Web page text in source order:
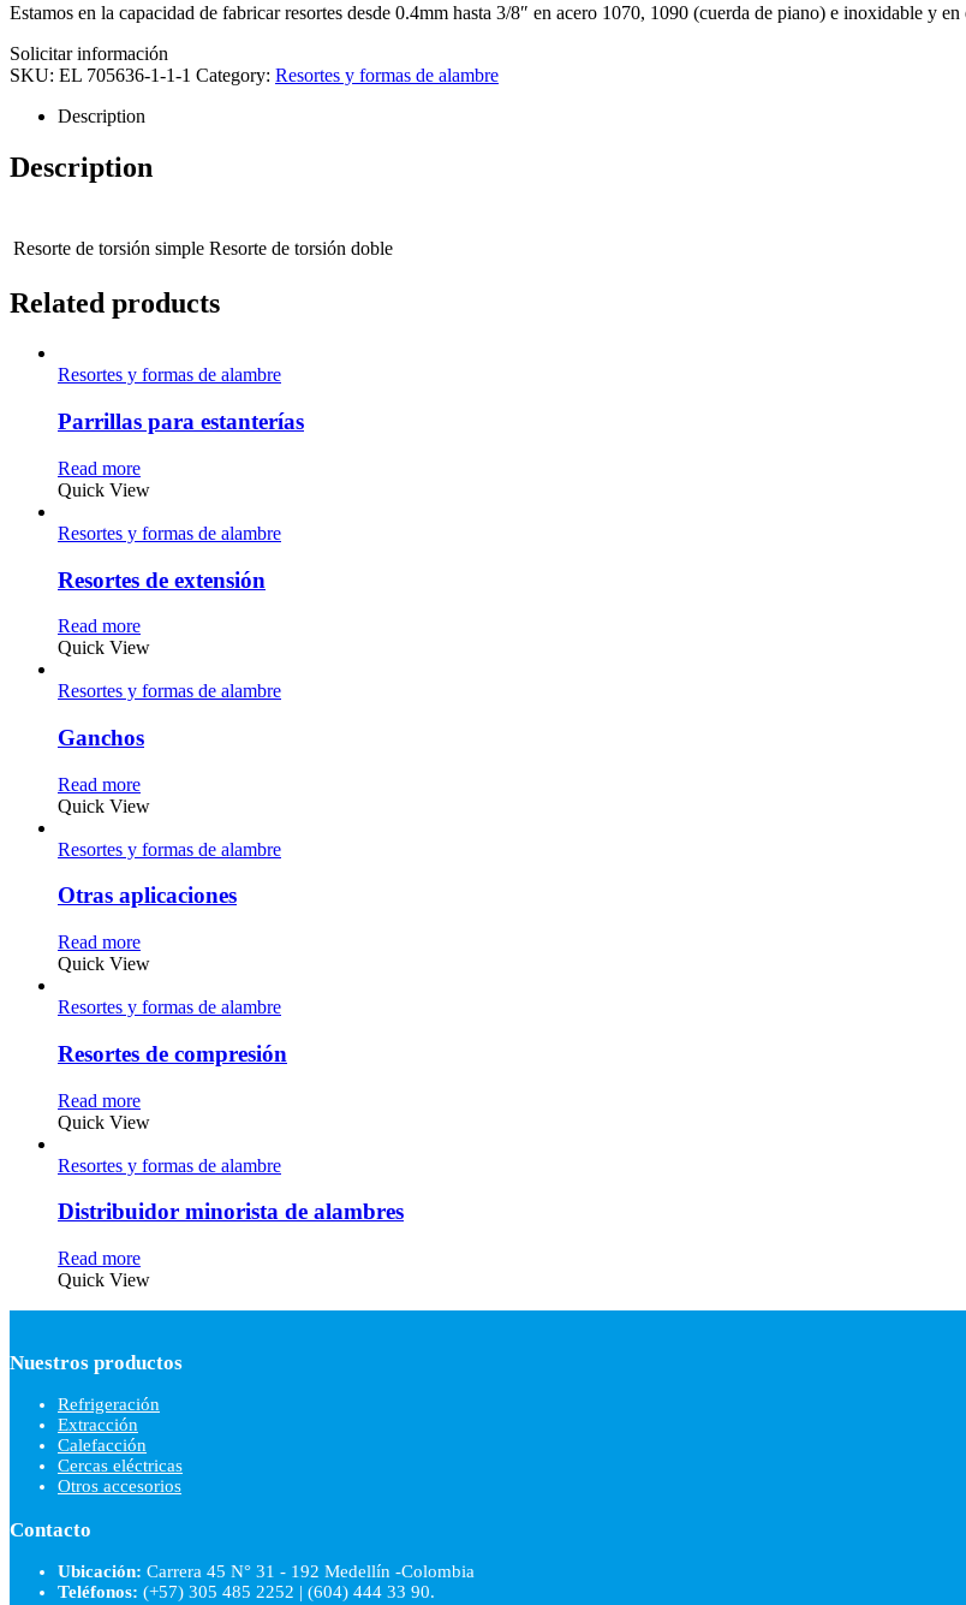
Estamos en la capacidad de fabricar resortes desde 0.4mm hasta 3/8″ en acero 1070, 1090 (cuerda de piano) e inoxidable y en
Solicitar información
SKU: EL 705636-1-1-1 Category: Resortes y formas de alambre
Description
Description
Resorte de torsión simple Resorte de torsión doble
Related products
Resortes y formas de alambre
Parrillas para estanterías
Read more
Quick View
Resortes y formas de alambre
Resortes de extensión
Read more
Quick View
Resortes y formas de alambre
Ganchos
Read more
Quick View
Resortes y formas de alambre
Otras aplicaciones
Read more
Quick View
Resortes y formas de alambre
Resortes de compresión
Read more
Quick View
Resortes y formas de alambre
Distribuidor minorista de alambres
Read more
Quick View
Nuestros productos
Refrigeración
Extracción
Calefacción
Cercas eléctricas
Otros accesorios
Contacto
Ubicación: Carrera 45 N° 31 - 192 Medellín -Colombia
Teléfonos: (+57) 305 485 2252 | (604) 444 33 90.